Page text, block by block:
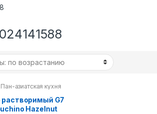
Пан-азиатская кухня
растворимый G7
Hazelnut